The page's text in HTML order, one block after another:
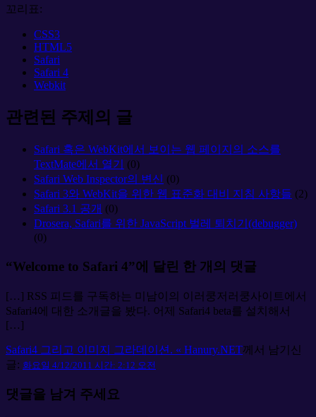
꼬리표:
CSS3
HTML5
Safari
Safari 4
Webkit
관련된 주제의 글
Safari 혹은 WebKit에서 보이는 웹 페이지의 소스를
TextMate에서 열기
(0)
Safari Web Inspector의 변신
(0)
Safari 3와 WebKit을 위한 웹 표준화 대비 지침 사항들 (2)
Safari 3.1 공개 (0)
Drosera, Safari를 위한 JavaScript 벌레 퇴치기(debugger)
(0)
“Welcome to Safari 4”에 달린 한 개의 댓글
[…] RSS 피드를 구독하는 미남이의 이러쿵저러쿵사이트에서
Safari4에 대한 소개글을 봤다. 어제 Safari4 beta를 설치해서
[…]
Safari4 그리고 이미지 그라데이션. « Hanury.NET께서 남기신
글: 화요일 4/12/2011 시간: 2:12 오전
댓글을 남겨 주세요